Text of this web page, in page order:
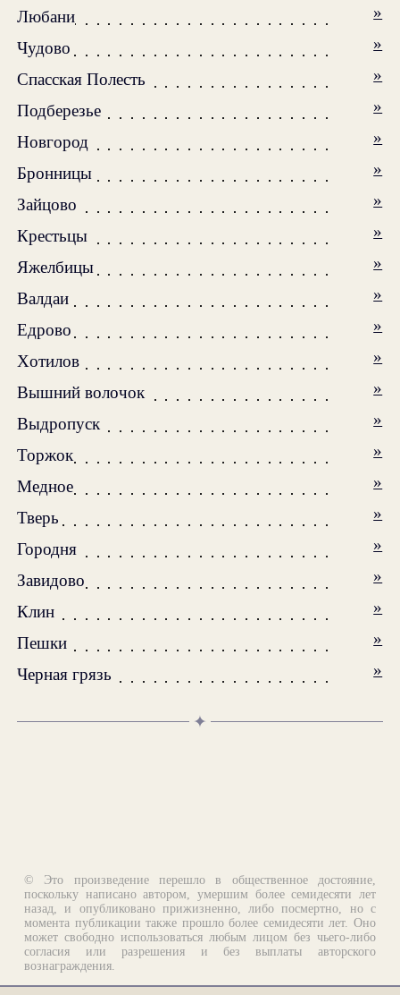
Любани
»
Чудово
»
Спасская Полесть
»
Подберезье
»
Новгород
»
Бронницы
»
Зайцово
»
Крестьцы
»
Яжелбицы
»
Валдаи
»
Едрово
»
Xотилов
»
Вышний волочок
»
Выдропуск
»
Торжок
»
Медное
»
Тверь
»
Городня
»
Завидово
»
Клин
»
Пешки
»
Черная грязь
»
✦
© Это произведение перешло в общественное достояние,
поскольку написано автором, умершим более семидесяти лет
назад, и опубликовано прижизненно, либо посмертно, но с
момента публикации также прошло более семидесяти лет. Оно
может свободно использоваться любым лицом без чьего-либо
согласия или разрешения и без выплаты авторского
вознаграждения.